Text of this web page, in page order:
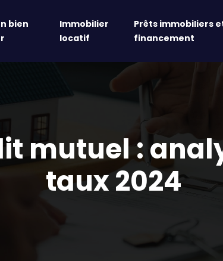
bien
Immobilier
locatif
Prêts immobiliers
financement
mutuel :
taux 2024